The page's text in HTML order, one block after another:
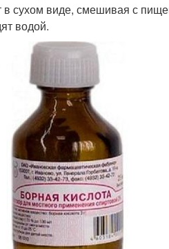
в сухом виде, смешивая с
водой.